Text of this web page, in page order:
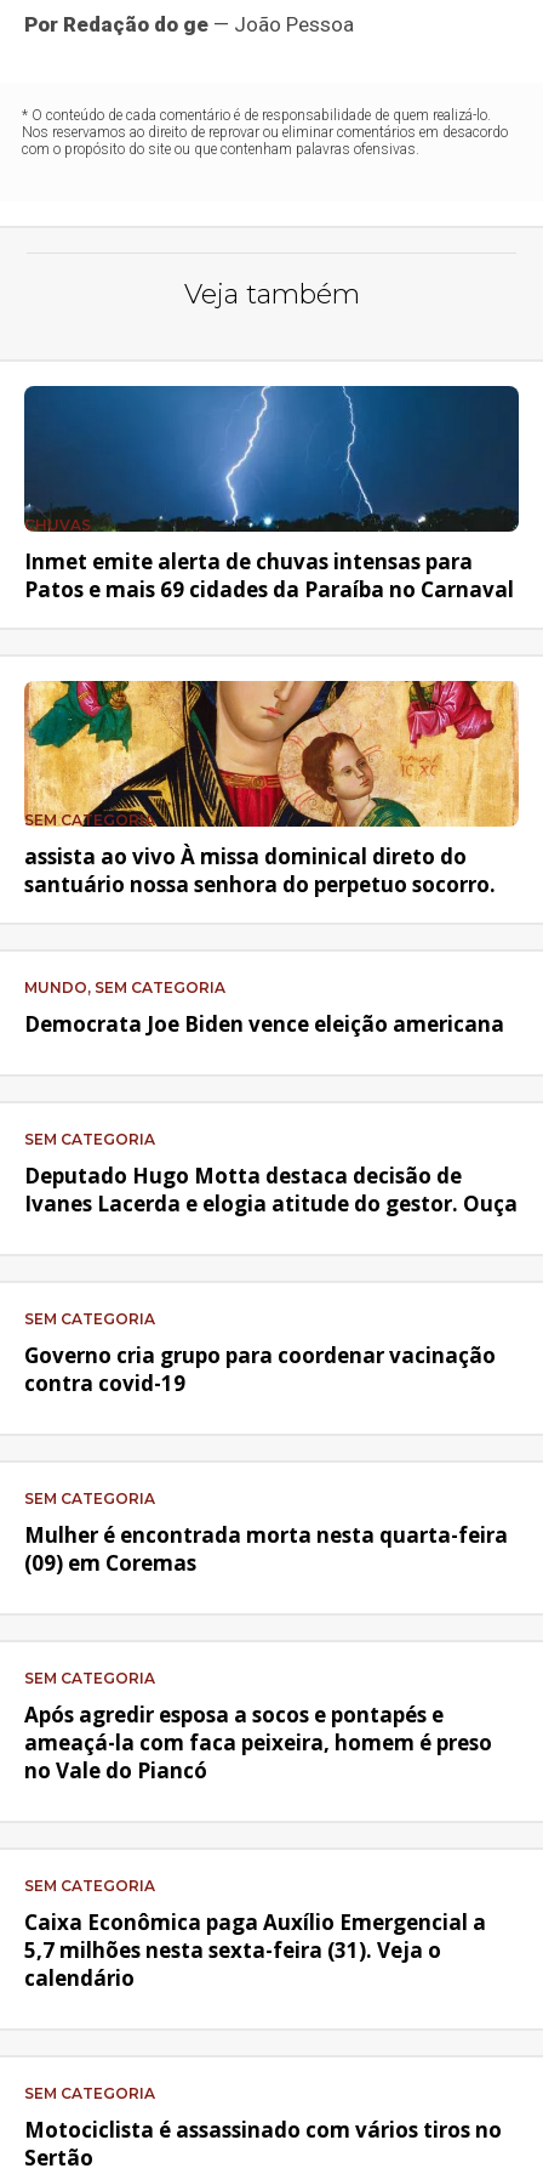
Por Redação do ge — João Pessoa
* O conteúdo de cada comentário é de responsabilidade de quem realizá-lo.
Nos reservamos ao direito de reprovar ou eliminar comentários em desacordo
com o propósito do site ou que contenham palavras ofensivas.
Veja também
CHUVAS
Inmet emite alerta de chuvas intensas para
Patos e mais 69 cidades da Paraíba no Carnaval
SEM CATEGORIA
assista ao vivo À missa dominical direto do
santuário nossa senhora do perpetuo socorro.
MUNDO, SEM CATEGORIA
Democrata Joe Biden vence eleição americana
SEM CATEGORIA
Deputado Hugo Motta destaca decisão de
Ivanes Lacerda e elogia atitude do gestor. Ouça
SEM CATEGORIA
Governo cria grupo para coordenar vacinação
contra covid-19
SEM CATEGORIA
Mulher é encontrada morta nesta quarta-feira
(09) em Coremas
SEM CATEGORIA
Após agredir esposa a socos e pontapés e
ameaçá-la com faca peixeira, homem é preso
no Vale do Piancó
SEM CATEGORIA
Caixa Econômica paga Auxílio Emergencial a
5,7 milhões nesta sexta-feira (31). Veja o
calendário
SEM CATEGORIA
Motociclista é assassinado com vários tiros no
Sertão